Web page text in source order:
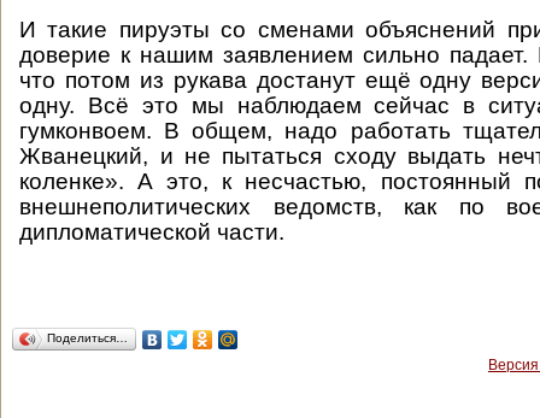
И такие пируэты со сменами объяснений
доверие к нашим заявлением сильно падает.
что потом из рукава достанут ещё одну
одну. Всё это мы наблюдаем сейчас в
гумконвоем. В общем, надо работать
Жванецкий, и не пытаться сходу выдать
коленке». А это, к несчастью, постоянный
внешнеполитических ведомств, как по
дипломатической части.
Поделиться…